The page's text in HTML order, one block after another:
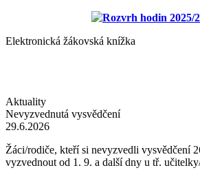
Rozvrh hodin 2025/
Elektronická žákovská knížka
Aktuality
Nevyzvednutá vysvědčení
29.6.2026
Žáci/rodiče, kteří si nevyzvedli vysvědčení
vyzvednout od 1. 9. a další dny u tř.